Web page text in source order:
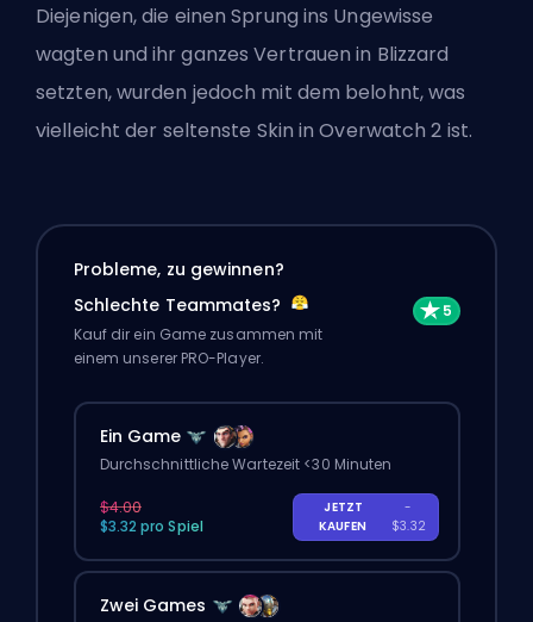
Diejenigen, die einen Sprung ins Ungewisse
wagten und ihr ganzes Vertrauen in Blizzard
setzten, wurden jedoch mit dem belohnt, was
vielleicht der seltenste Skin in Overwatch 2 ist.
Probleme, zu gewinnen?
Schlechte Teammates?
Kauf dir ein Game zusammen mit
einem unserer PRO-Player.
Ein Game
Durchschnittliche Wartezeit <30 Minuten
$4.00
$3.32 pro Spiel
JETZT
KAUFEN
-
$3.32
Zwei Games